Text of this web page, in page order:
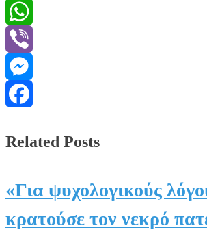
Message
WhatsApp
Viber
Messenger
Related Posts
«Για ψυχολογικούς
κρατούσε τον νεκρό